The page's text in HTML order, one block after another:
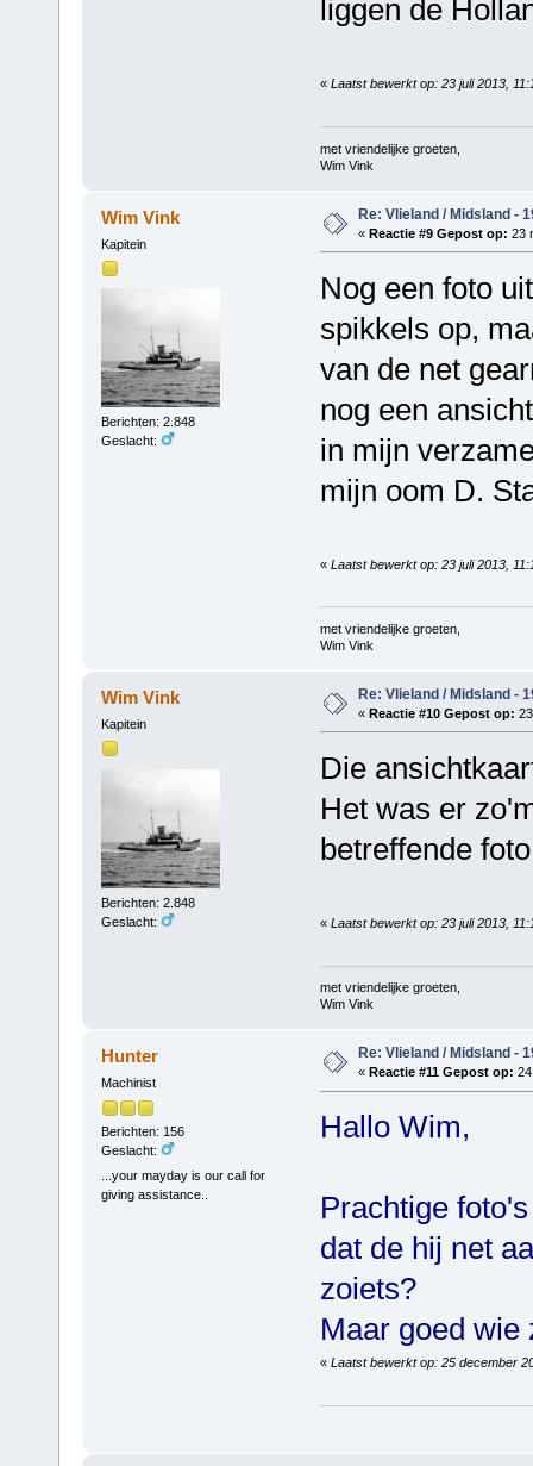
liggen de
« Laatst bewerkt op: 23 juli 2013,
met vriendelijke groeten,
Wim Vink
Wim Vink
Kapitein
Berichten: 2.848
Geslacht:
Re: Vlieland / Midsland -
« Reactie #9 Gepost op: 23
Nog een foto
spikkels op,
van de net
nog een
in mijn
mijn oom D.
« Laatst bewerkt op: 23 juli 2013,
met vriendelijke groeten,
Wim Vink
Wim Vink
Kapitein
Berichten: 2.848
Geslacht:
Re: Vlieland / Midsland -
« Reactie #10 Gepost op:
Die
Het was er
betreffende
« Laatst bewerkt op: 23 juli 2013,
met vriendelijke groeten,
Wim Vink
Hunter
Machinist
Berichten: 156
Geslacht:
...your mayday is our call for
giving assistance..
Re: Vlieland / Midsland -
« Reactie #11 Gepost op:
Hallo Wim,
Prachtige
dat de hij net
zoiets?
Maar goed wie
« Laatst bewerkt op: 25 december